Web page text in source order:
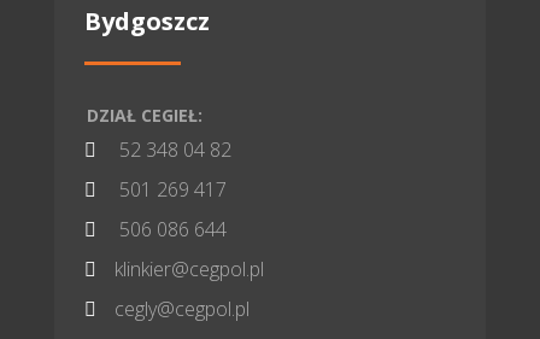
Bydgoszcz
DZIAŁ CEGIEŁ:
 52 348 04 82
 501 269 417
 506 086 644
 klinkier@cegpol.pl
 cegly@cegpol.pl